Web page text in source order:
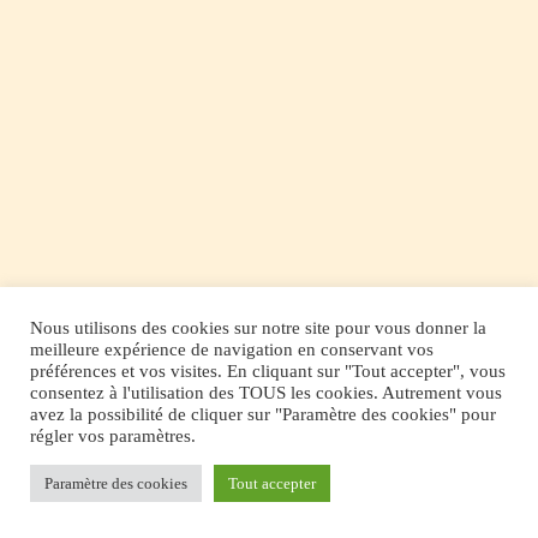
Nous utilisons des cookies sur notre site pour vous donner la
meilleure expérience de navigation en conservant vos
préférences et vos visites. En cliquant sur "Tout accepter", vous
consentez à l'utilisation des TOUS les cookies. Autrement vous
avez la possibilité de cliquer sur "Paramètre des cookies" pour
régler vos paramètres.
Paramètre des cookies Tout accepter